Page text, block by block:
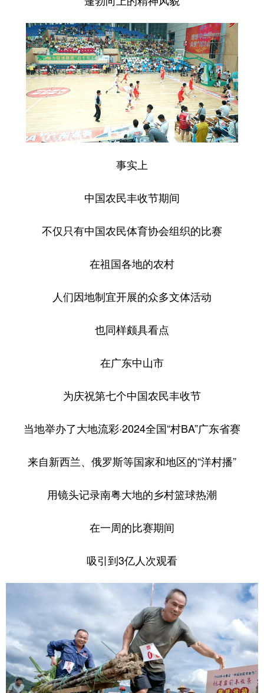
事实上
中国农民丰收节期间
不仅只有中国农民体育协会组织的比赛
在祖国各地的农村
人们因地制宜开展的众多文体活动
也同样颇具看点
在广东中山市
为庆祝第七个中国农民丰收节
当地举办了大地流彩·2024全国“村BA”广东省赛
来自新西兰、俄罗斯等国家和地区的“洋村播”
用镜头记录南粤大地的乡村篮球热潮
在一周的比赛期间
吸引到3亿人次观看